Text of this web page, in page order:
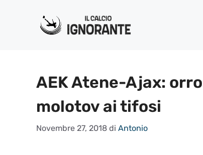
AEK Atene-Ajax:
molotov ai tifosi
Novembre 27, 2018 di Antonio